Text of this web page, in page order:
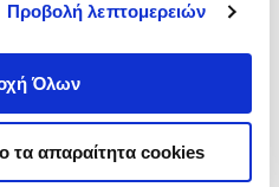
Προβολή λεπτομερειών
Όλων
τα απαραίτητα cookies